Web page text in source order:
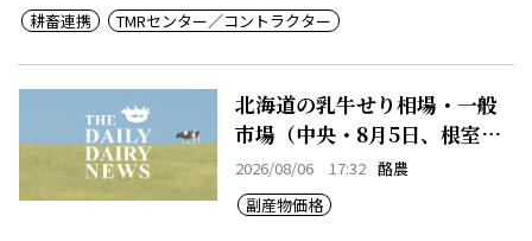
耕畜連携
TMRセンター／コントラクター
北海道の乳牛せり相場・一般
市場（中央・8月5日、根室・8
月5日）
2026/08/06 17:32 酪農
副産物価格